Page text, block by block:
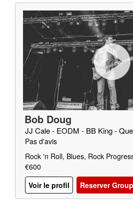
Bob Doug
JJ Cale - EODM - BB King -
Pas d'avis
Rock 'n Roll, Blues, Rock
€600
Voir le profil
Reserver